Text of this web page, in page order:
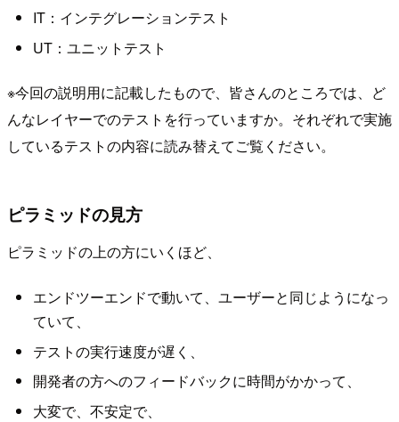
IT：インテグレーションテスト
UT：ユニットテスト
※今回の説明用に記載したもので、皆さんのところでは、ど
んなレイヤーでのテストを行っていますか。それぞれで実施
しているテストの内容に読み替えてご覧ください。
ピラミッドの見方
ピラミッドの上の方にいくほど、
エンドツーエンドで動いて、ユーザーと同じようになっ
ていて、
テストの実行速度が遅く、
開発者の方へのフィードバックに時間がかかって、
大変で、不安定で、